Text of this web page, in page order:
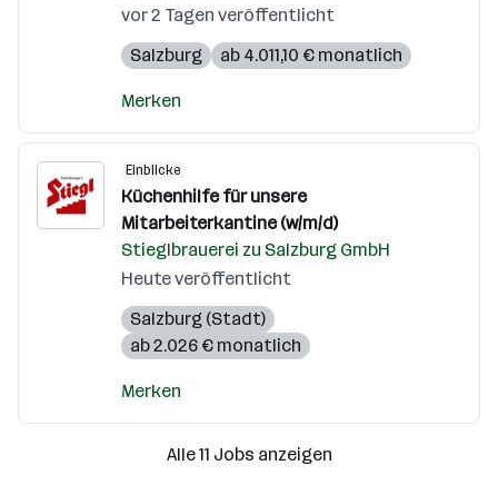
vor 2 Tagen veröffentlicht
Salzburg
ab 4.011,10 € monatlich
Merken
Einblicke
Küchenhilfe für unsere
Mitarbeiterkantine (w/m/d)
Stieglbrauerei zu Salzburg GmbH
Heute veröffentlicht
Salzburg (Stadt)
ab 2.026 € monatlich
Merken
Alle 11 Jobs anzeigen